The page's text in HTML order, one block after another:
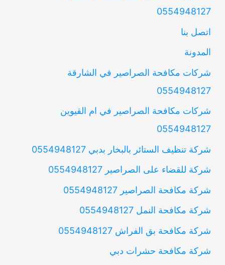
0554948127
اتصل بنا
المدونة
شركات مكافحة الصراصير في الشارقة
0554948127
شركات مكافحة الصراصير في ام القيوين
0554948127
شركة تنظيف الستائر بالبخار بدبي 0554948127
شركة للقضاء على الصراصير 0554948127
شركة مكافحة الصراصير 0554948127
شركة مكافحة النمل 0554948127
شركة مكافحة بق الفراش 0554948127
شركة مكافحة حشرات دبي